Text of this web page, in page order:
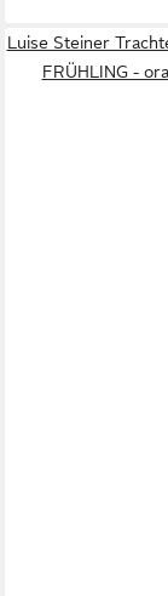
Luise Steiner
FRÜHLING -